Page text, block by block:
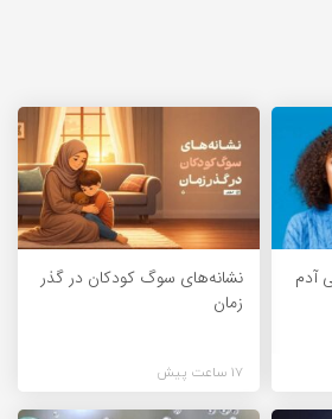
آدم
نشانه‌های سوگ کودکان در گذر
زمان
17 ساعت پیش